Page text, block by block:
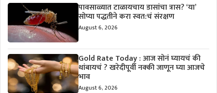
पावसाळ्यात टाळायचाय डासांचा त्रास? ‘या’
सोप्या पद्धतीने करा स्वत:चं संरक्षण
August 6, 2026
Gold Rate Today : आज सोनं घ्यायचं की
थांबायचं ? खरेदीपूर्वी नक्की जाणून घ्या आजचे
भाव
August 6, 2026